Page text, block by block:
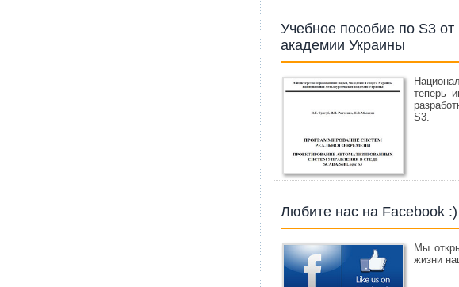
Учебное пособие по S3
академии Украины
теперь
S3.
Любите нас на Facebook :)
Мы
жизни